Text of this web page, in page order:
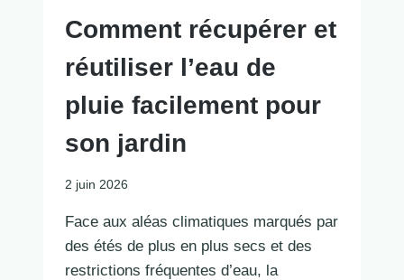
Comment récupérer et
réutiliser l’eau de
pluie facilement pour
son jardin
2 juin 2026
Face aux aléas climatiques marqués par
des étés de plus en plus secs et des
restrictions fréquentes d’eau, la